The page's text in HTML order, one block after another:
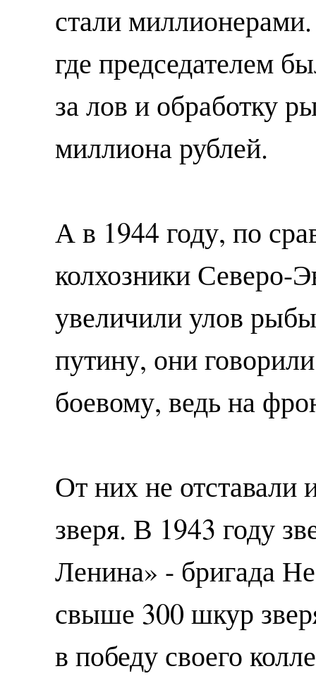
стали
где председателем
за лов и обработку
миллиона рублей.
А в 1944 году, по
колхозники Северо-
увеличили улов
путину, они
боевому, ведь на
От них не отставали
зверя. В 1943 году
Ленина» - бригада
свыше 300 шкур
в победу своего